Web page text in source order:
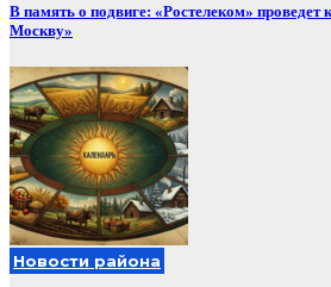
В память о подвиге: «Ростелеком» проведет
Москву»
Новости района